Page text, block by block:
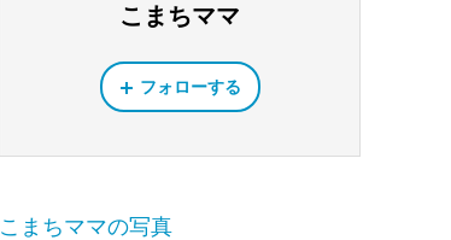
こまちママ
フォローする
こまちママの写真